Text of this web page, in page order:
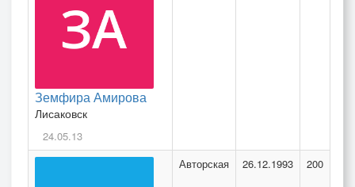
Земфира Амирова
Лисаковск
24.05.13
Авторская 26.12.1993 200